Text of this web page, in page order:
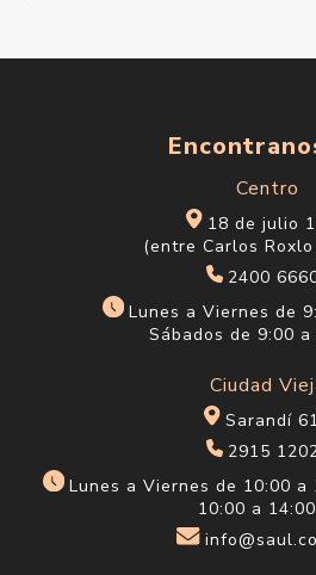
Centro
18 de julio
(entre Carlos Roxlo
2400
Lunes a Viernes de
Sábados de 9:00 a
Ciudad
Sarandí
2915
Lunes a Viernes de 10:00 a
10:00 a